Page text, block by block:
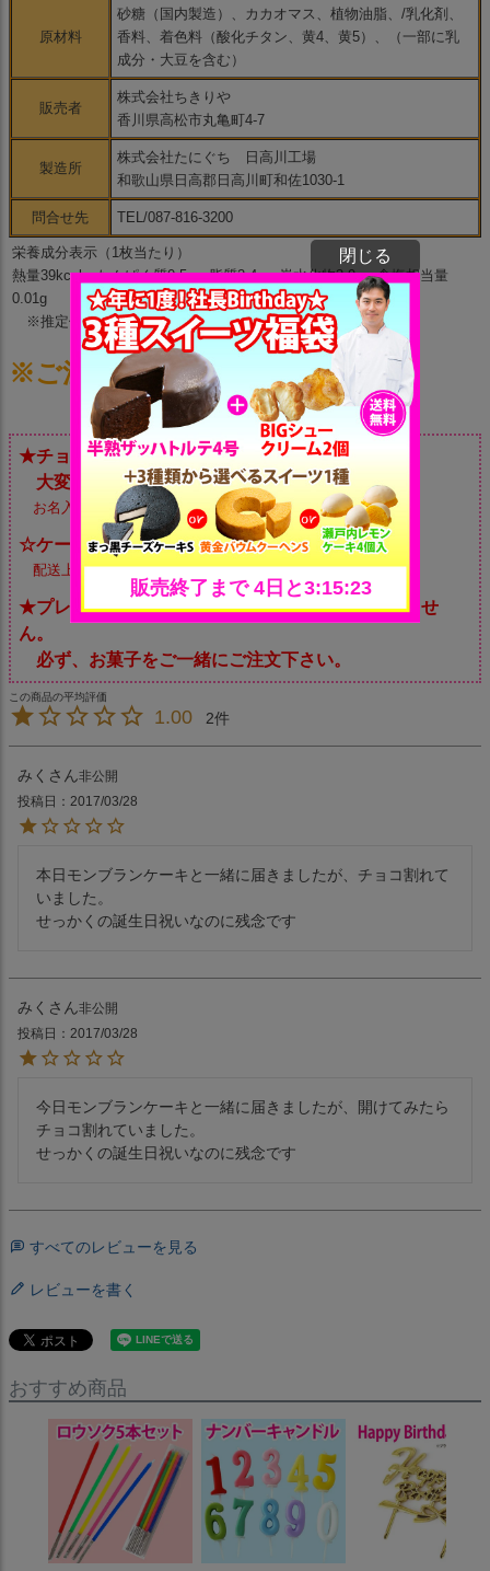
原材料
砂糖（国内製造）、カカオマス、植物油脂、/乳化剤、
香料、着色料（酸化チタン、黄4、黄5）、（一部に乳
成分・大豆を含む）
販売者
株式会社ちきりや
香川県高松市丸亀町4-7
製造所
株式会社たにぐち 日高川工場
和歌山県日高郡日高川町和佐1030-1
問合せ先 TEL/087-816-3200
栄養成分表示（1枚当たり）
熱量39kcal、たんぱく質0.5g、脂質2.4g、炭水化物3.9g、食塩相当量
0.01g
※推定値
※ご注意ください※
★チョコプレートへのメッセージのサービスは
大変申し訳ございませんが対応しておりません。
お名入れ等は承れませんので予めご了承ください。
☆ケーキには乗せず別添となります。
配送上の破損を防ぐため、何卒ご了承くださいませ。
★プレート・キャンドルのみの配送は承っておりませ
ん。
必ず、お菓子をご一緒にご注文下さい。
1.00 2
みく
非公開
投稿日
2017/03/28
本日モンブランケーキと一緒に届きましたが、チョコ割れて
いました。
せっかくの誕生日祝いなのに残念です
みく
非公開
投稿日
2017/03/28
今日モンブランケーキと一緒に届きましたが、開けてみたら
チョコ割れていました。
せっかくの誕生日祝いなのに残念です
すべてのレビューを見る
レビューを書く
おすすめ商品
閉じる